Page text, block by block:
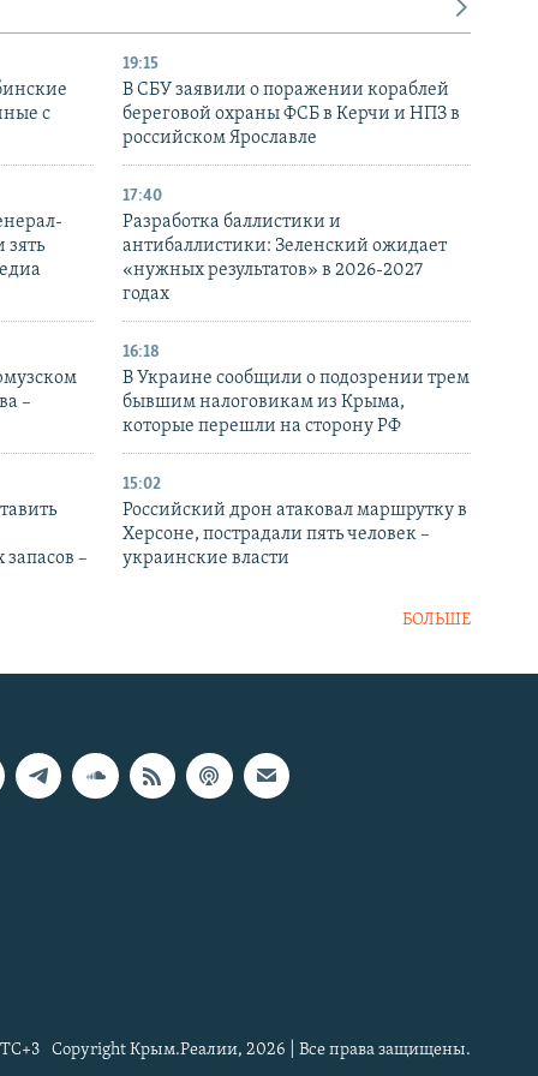
с
19:15
В СБУ заявили о поражении кораблей
береговой охраны ФСБ в Керчи и НПЗ в
российском Ярославле
17:40
Разработка баллистики и
антибаллистики: Зеленский ожидает
«нужных результатов» в 2026-2027
годах
–
16:18
В Украине сообщили о подозрении трем
бывшим налоговикам из Крыма,
которые перешли на сторону РФ
–
15:02
Российский дрон атаковал маршрутку в
Херсоне, пострадали пять человек –
украинские власти
БОЛЬШЕ
Copyright Крым.Реалии, 2026 | Все права защищены.